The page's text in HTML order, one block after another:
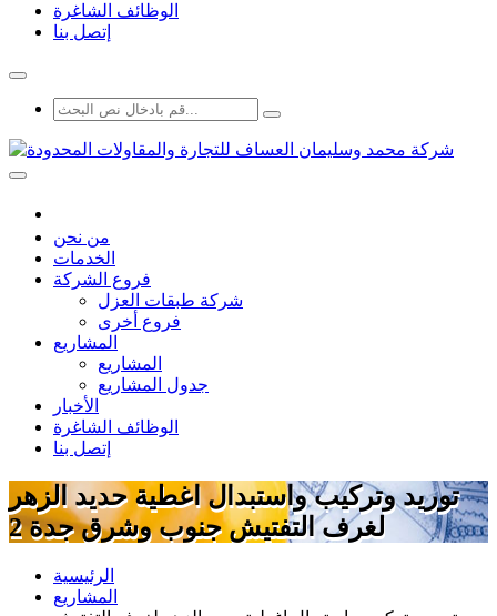
الوظائف الشاغرة
إتصل بنا
من نحن
الخدمات
فروع الشركة
شركة طبقات العزل
فروع أخرى
المشاريع
المشاريع
جدول المشاريع
الأخبار
الوظائف الشاغرة
إتصل بنا
توريد وتركيب واستبدال اغطية حديد الزهر
لغرف التفتيش جنوب وشرق جدة 2
الرئيسية
المشاريع